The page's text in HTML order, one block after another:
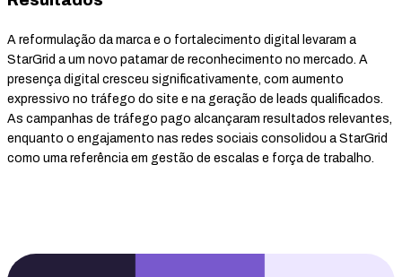
A reformulação da marca e o fortalecimento digital levaram a
StarGrid a um novo patamar de reconhecimento no mercado. A
presença digital cresceu significativamente, com aumento
expressivo no tráfego do site e na geração de leads qualificados.
As campanhas de tráfego pago alcançaram resultados relevantes,
enquanto o engajamento nas redes sociais consolidou a StarGrid
como uma referência em gestão de escalas e força de trabalho.